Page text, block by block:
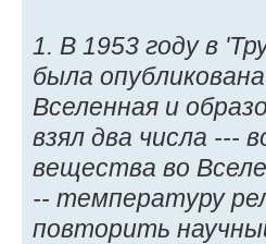
1. В 1953 году в
была
Вселенная и
взял два числа ---
вещества во
-- температуру
повторить